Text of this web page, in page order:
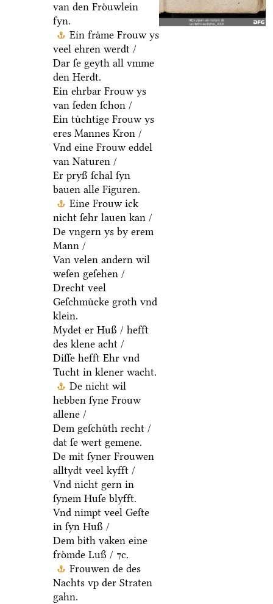
van den Froͤuwlein
fyn.
Ein fraͤme Frouw ys
veel ehren werdt /
Dar ſe geyth all vmme
den Herdt.
Ein ehrbar Frouw ys
van ſeden ſchon /
Ein tuͤchtige Frouw ys
eres Mannes Kron /
Vnd eine Frouw eddel
van Naturen /
Er pryß ſchal ſyn
bauen alle Figuren.
Eine Frouw ick
nicht ſehr lauen kan /
De vngern ys by erem
Mann /
Van velen andern wil
weſen geſehen /
Drecht veel
Geſchmuͤcke groth vnd
klein.
Mydet er Huß / hefft
des klene acht /
Diſſe hefft Ehr vnd
Tucht in klener wacht.
De nicht wil
hebben ſyne Frouw
allene /
Dem geſchuͤth recht /
dat ſe wert gemene.
De mit ſyner Frouwen
alltydt veel kyfft /
Vnd nicht gern in
ſynem Huſe blyfft.
Vnd nimpt veel Geſte
in ſyn Huß /
Dem bith vaken eine
froͤmde Luß / ⁊c.
Frouwen de des
Nachts vp der Straten
gahn.